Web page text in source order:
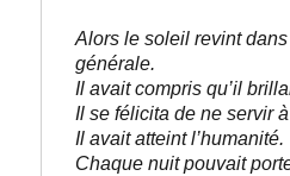
Alors le soleil revint dans
générale.
Il avait compris qu’il
Il se félicita de ne servir
Il avait atteint l’humanité.
Chaque nuit pouvait